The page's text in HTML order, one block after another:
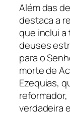
Além das
destaca a
que inclui a
deuses
para o
morte de
Ezequias,
verdadeira